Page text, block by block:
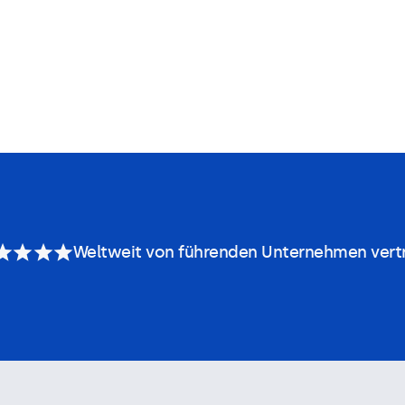
Weltweit von führenden Unternehmen